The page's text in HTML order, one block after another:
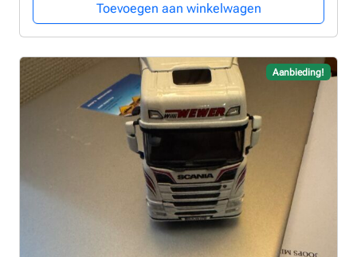
Toevoegen aan winkelwagen
Aanbieding!